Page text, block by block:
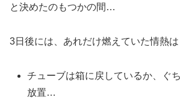
と決めたのもつかの間…
3日後には、あれだけ燃えていた情熱
チューブは箱に戻しているか、ぐ
放置…